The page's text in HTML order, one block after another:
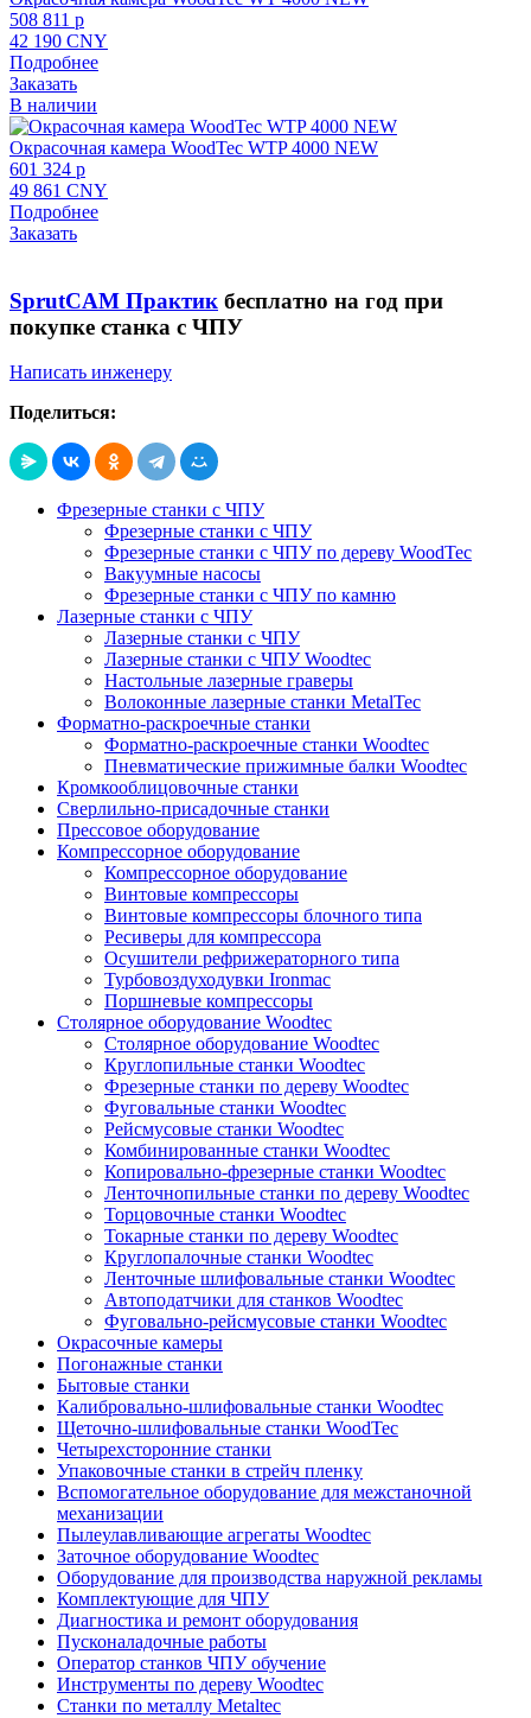
508 811 p
42 190 CNY
Подробнее
Заказать
В наличии
Окрасочная камера WoodTec WTP 4000 NEW
601 324 p
49 861 CNY
Подробнее
Заказать
SprutCAM Практик бесплатно на год при
покупке станка с ЧПУ
Написать инженеру
Поделиться:
Фрезерные станки с ЧПУ
Фрезерные станки с ЧПУ
Фрезерные станки с ЧПУ по дереву WoodTec
Вакуумные насосы
Фрезерные станки с ЧПУ по камню
Лазерные станки с ЧПУ
Лазерные станки с ЧПУ
Лазерные станки с ЧПУ Woodtec
Настольные лазерные граверы
Волоконные лазерные станки MetalTec
Форматно-раскроечные станки
Форматно-раскроечные станки Woodtec
Пневматические прижимные балки Woodtec
Кромкооблицовочные станки
Сверлильно-присадочные станки
Прессовое оборудование
Компрессорное оборудование
Компрессорное оборудование
Винтовые компрессоры
Винтовые компрессоры блочного типа
Ресиверы для компрессора
Осушители рефрижераторного типа
Турбовоздуходувки Ironmac
Поршневые компрессоры
Столярное оборудование Woodtec
Столярное оборудование Woodtec
Круглопильные станки Woodtec
Фрезерные станки по дереву Woodtec
Фуговальные станки Woodtec
Рейсмусовые станки Woodtec
Комбинированные станки Woodtec
Копировально-фрезерные станки Woodtec
Ленточнопильные станки по дереву Woodtec
Торцовочные станки Woodtec
Токарные станки по дереву Woodtec
Круглопалочные станки Woodtec
Ленточные шлифовальные станки Woodtec
Автоподатчики для станков Woodtec
Фуговально-рейсмусовые станки Woodtec
Окрасочные камеры
Погонажные станки
Бытовые станки
Калибровально-шлифовальные станки Woodtec
Щеточно-шлифовальные станки WoodTec
Четырехсторонние станки
Упаковочные станки в стрейч пленку
Вспомогательное оборудование для межстаночной
механизации
Пылеулавливающие агрегаты Woodtec
Заточное оборудование Woodtec
Оборудование для производства наружной рекламы
Комплектующие для ЧПУ
Диагностика и ремонт оборудования
Пусконаладочные работы
Оператор станков ЧПУ обучение
Инструменты по дереву Woodtec
Станки по металлу Metaltec